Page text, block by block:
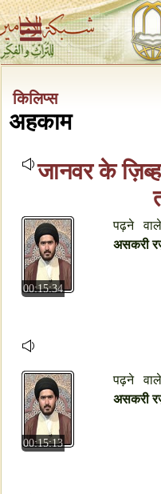
किलिप्स
अहकाम
जानवर के
00:15:34
पढ़ने
असकरी
00:15:13
पढ़ने
असकरी